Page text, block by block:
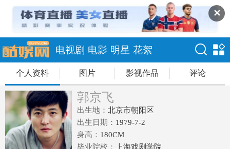
✕
电视剧 电影 明星 花絮
个人资料 图片 影视作品 评论
郭京飞
出生地： 北京市朝阳区
出生日期： 1979-7-2
身高： 180CM
毕业院校：
上海戏剧学院